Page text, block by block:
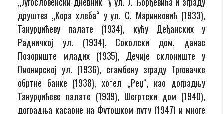
друштва „Кора хлеба“ у ул. С. Маринковић (1933),
Танурџићеву палате (1934), кућу Деђанских у
Радничкој ул. (1934), Соколски дом, данас
Позориште младих (1935), Дечије склониште у
Пионирској ул. (1936), стамбену зграду Трговачке
обртне банке (1938), хотел „Реџ“, као доградњу
Танурџићеве палате (1939), Шегртски дом (1940),
доградња касарне на Футошком путу (1947) и многе